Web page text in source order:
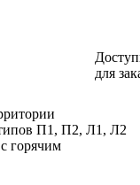
для
П1, П2, Л1, Л2
горячим